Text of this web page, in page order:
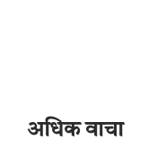
अधिक वाचा